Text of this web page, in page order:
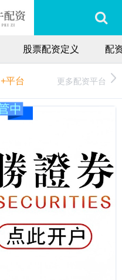
股票配资定义 配
+平台 更多配资平台